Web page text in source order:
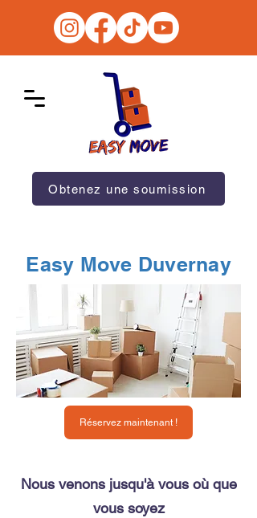
Obtenez une soumission
Easy Move Duvernay
Réservez maintenant !
Nous venons jusqu'à vous où que
vous soyez